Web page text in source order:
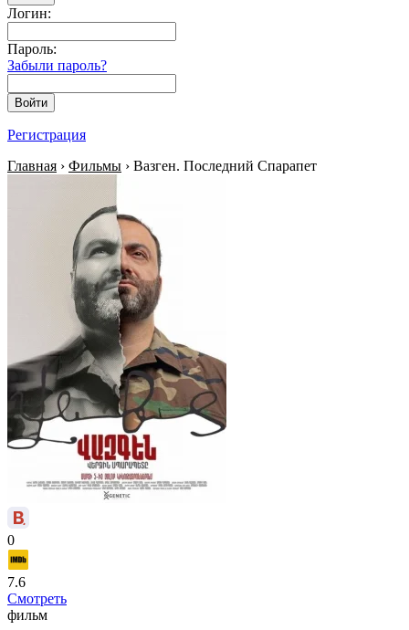
Логин:
Пароль:
Забыли пароль?
Войти
Регистрация
Главная › Фильмы › Вазген. Последний Спарапет
0
7.6
Смотреть
фильм